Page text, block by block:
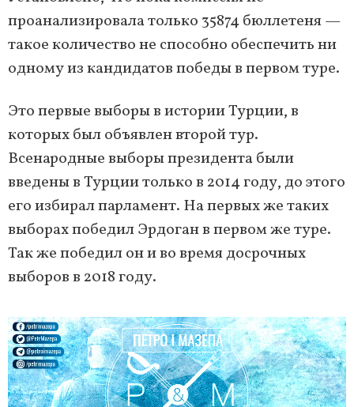
проанализировала только 35874 бюллетеня —
такое количество не способно обеспечить ни
одному из кандидатов победы в первом туре.
Это первые выборы в истории Турции, в
которых был объявлен второй тур.
Всенародные выборы президента были
введены в Турции только в 2014 году, до этого
его избирал парламент. На первых же таких
выборах победил Эрдоган в первом же туре.
Так же победил он и во время досрочных
выборов в 2018 году.